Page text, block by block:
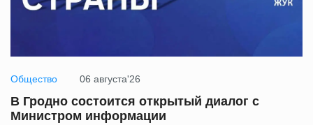
Общество 06 августа'26
В Гродно состоится открытый диалог с
Министром информации